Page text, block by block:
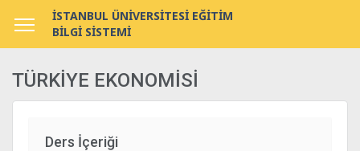
İSTANBUL ÜNİVERSİTESİ EĞİTİM
BİLGİ SİSTEMİ
TÜRKİYE EKONOMİSİ
Ders İçeriği